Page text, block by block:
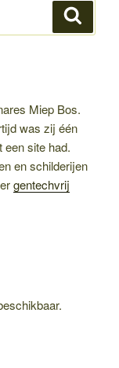
Miep Bos.
was zij één
een site had.
en schilderijen
gentechvrij